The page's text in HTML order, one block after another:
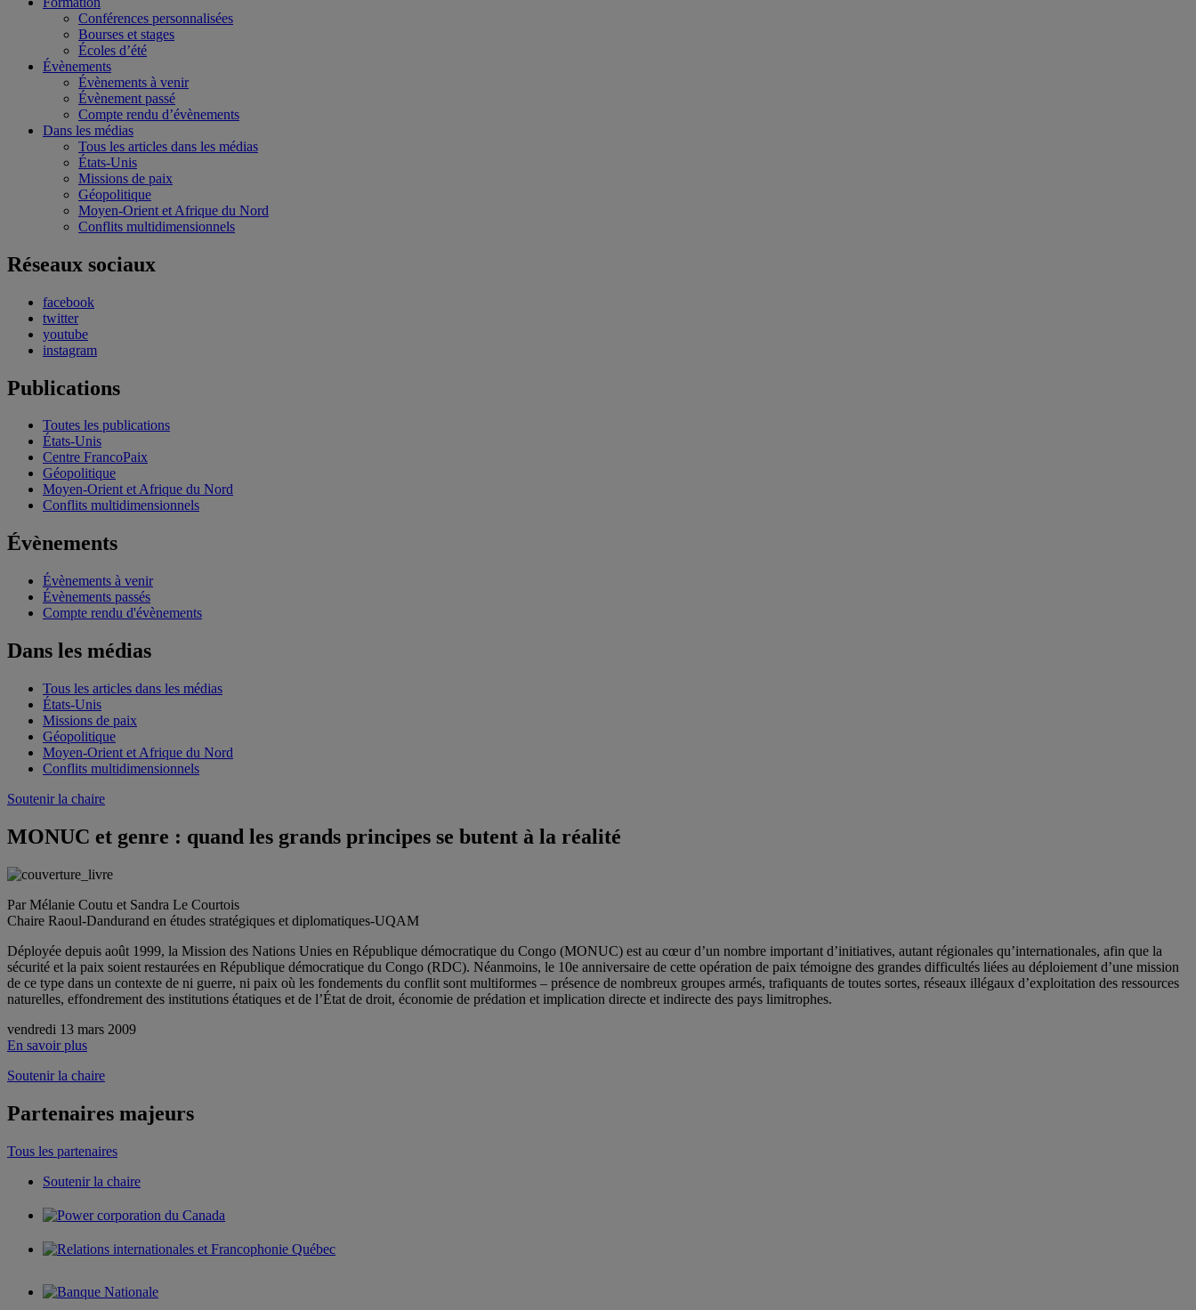
Conférences personnalisées
Bourses et stages
Écoles d’été
Évènements
Évènements à venir
Évènement passé
Compte rendu d’évènements
Dans les médias
Tous les articles dans les médias
États-Unis
Missions de paix
Géopolitique
Moyen-Orient et Afrique du Nord
Conflits multidimensionnels
Réseaux sociaux
facebook
twitter
youtube
instagram
Publications
Toutes les publications
États-Unis
Centre FrancoPaix
Géopolitique
Moyen-Orient et Afrique du Nord
Conflits multidimensionnels
Évènements
Évènements à venir
Évènements passés
Compte rendu d'évènements
Dans les médias
Tous les articles dans les médias
États-Unis
Missions de paix
Géopolitique
Moyen-Orient et Afrique du Nord
Conflits multidimensionnels
Soutenir la chaire
MONUC et genre : quand les grands principes se butent à la réalité
Par Mélanie Coutu et Sandra Le Courtois
Chaire Raoul-Dandurand en études stratégiques et diplomatiques-UQAM
Déployée depuis août 1999, la Mission des Nations Unies en République démocratique du Congo (MONUC) est au cœur d’un nombre important d’initiatives, autant régionales qu’internationales, afin que la
sécurité et la paix soient restaurées en République démocratique du Congo (RDC). Néanmoins, le 10e anniversaire de cette opération de paix témoigne des grandes difficultés liées au déploiement d’une mission
de ce type dans un contexte de ni guerre, ni paix où les fondements du conflit sont multiformes – présence de nombreux groupes armés, trafiquants de toutes sortes, réseaux illégaux d’exploitation des ressources
naturelles, effondrement des institutions étatiques et de l’État de droit, économie de prédation et implication directe et indirecte des pays limitrophes.
vendredi 13 mars 2009
En savoir plus
Soutenir la chaire
Partenaires majeurs
Tous les partenaires
Soutenir la chaire